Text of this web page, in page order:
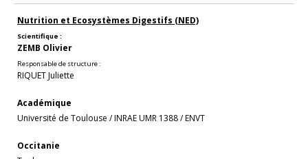
Nutrition et Ecosystèmes Digestifs (NED)
Scientifique :
ZEMB Olivier
Responsable de structure :
RIQUET Juliette
Académique
Université de Toulouse /INRAE UMR 1388/ENVT
Occitanie